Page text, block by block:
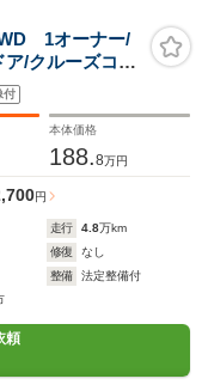
1オーナー/
/クルーズコン
ドア/純正ナ
ト/純正AW
付
本体価格
188.8万円
円
走行 4.8万km
修復
なし
整備
法定整備付
頼